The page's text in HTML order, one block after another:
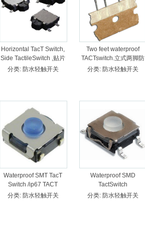
Horizontal TacT Switch,
Side TactileSwitch ,贴片
式侧按轻触开关,侧插超
分类: 防水轻触开关
Two feet waterproof
TACTswitch.立式两脚防
水轻触开关.直插防水轻
分类: 防水轻触开关
Waterproof SMT TacT
Switch /ip67 TACT
SWITCH / TDA-088
分类: 防水轻触开关
Waterproof SMD
TactSwitch
/TACTSWITCH IP67 /硅
分类: 防水轻触开关